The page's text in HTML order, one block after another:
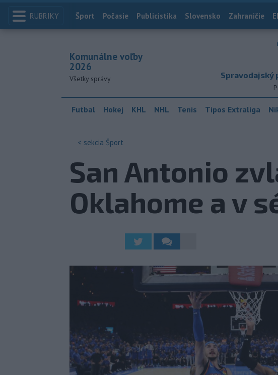
RUBRIKY Index
Šport Počasie Publicistika Slovensko Zahraničie
Spravodajský
Komunálne voľby
2026
Všetky správy
Futbal Hokej KHL NHL Tenis Tipos Extraliga
< sekcia Šport
San Antonio
Oklahome a v